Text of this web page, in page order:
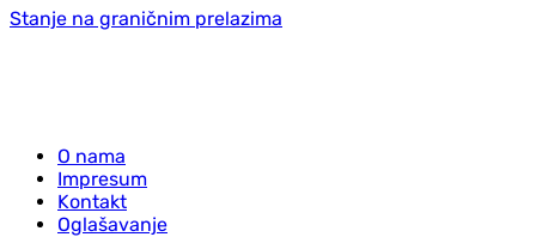
Stanje na graničnim prelazima
O nama
Impresum
Kontakt
Oglašavanje